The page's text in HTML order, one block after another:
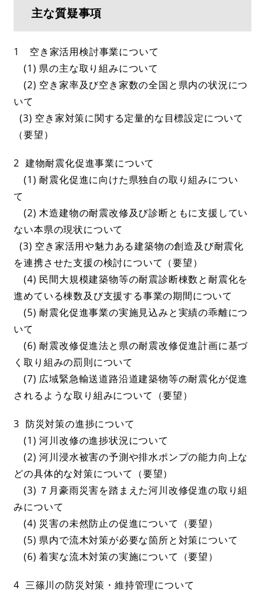
主な質疑事項
1 空き家活用検討事業について
(1) 県の主な取り組みについて
(2) 空き家率及び空き家数の全国と県内の状況につ
いて
(3) 空き家対策に関する定量的な目標設定について
（要望）
2 建物耐震化促進事業について
(1) 耐震化促進に向けた県独自の取り組みについ
て
(2) 木造建物の耐震改修及び診断ともに支援してい
ない本県の現状について
(3) 空き家活用や魅力ある建築物の創造及び耐震化
を連携させた支援の検討について（要望）
(4) 民間大規模建築物等の耐震診断棟数と耐震化を
進めている棟数及び支援する事業の期間について
(5) 耐震化促進事業の実施見込みと実績の乖離につ
いて
(6) 耐震改修促進法と県の耐震改修促進計画に基づ
く取り組みの罰則について
(7) 広域緊急輸送道路沿道建築物等の耐震化が促進
されるような取り組みについて（要望）
3 防災対策の進捗について
(1) 河川改修の進捗状況について
(2) 河川浸水被害の予測や排水ポンプの能力向上な
どの具体的な対策について（要望）
(3) ７月豪雨災害を踏まえた河川改修促進の取り組
みについて
(4) 災害の未然防止の促進について（要望）
(5) 県内で流木対策が必要な箇所と対策について
(6) 着実な流木対策の実施について（要望）
4 三篠川の防災対策・維持管理について